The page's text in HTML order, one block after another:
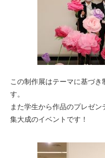
この制作展はテーマに基づ
す。
また学生から作品のプレゼン
集大成のイベントです！